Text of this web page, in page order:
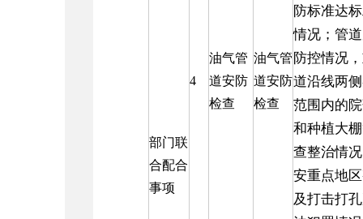
部门联
合配合
事项
4
油气管
道安防
检查
油气管
道安防
检查
防标准达
情况；管
防控情况
道沿线两
范围内的
和种植大
查整治情
安重点地
及打击打